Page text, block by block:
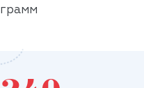
грамм